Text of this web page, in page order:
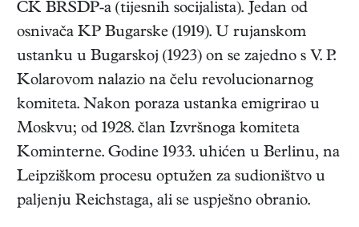
CK BRSDP-a (tijesnih socijalista). Jedan od
osnivača KP Bugarske (1919). U rujanskom
ustanku u Bugarskoj (1923) on se zajedno s V. P.
Kolarovom nalazio na čelu revolucionarnog
komiteta. Nakon poraza ustanka emigrirao u
Moskvu; od 1928. član Izvršnoga komiteta
Kominterne. Godine 1933. uhićen u Berlinu, na
Leipziškom procesu optužen za sudioništvo u
paljenju Reichstaga, ali se uspješno obranio.